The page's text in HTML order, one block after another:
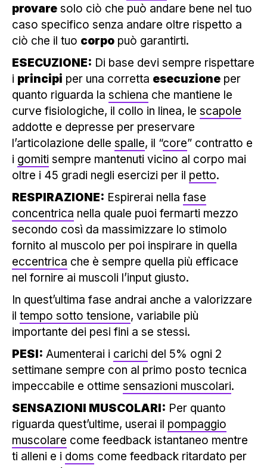
provare solo ciò che può andare bene nel tuo
caso specifico senza andare oltre rispetto a
ciò che il tuo corpo può garantirti.
ESECUZIONE: Di base devi sempre rispettare
i principi per una corretta esecuzione per
quanto riguarda la schiena che mantiene le
curve fisiologiche, il collo in linea, le scapole
addotte e depresse per preservare
l’articolazione delle spalle, il “core” contratto e
i gomiti sempre mantenuti vicino al corpo mai
oltre i 45 gradi negli esercizi per il petto.
RESPIRAZIONE: Espirerai nella fase
concentrica nella quale puoi fermarti mezzo
secondo così da massimizzare lo stimolo
fornito al muscolo per poi inspirare in quella
eccentrica che è sempre quella più efficace
nel fornire ai muscoli l’input giusto.
In quest’ultima fase andrai anche a valorizzare
il tempo sotto tensione, variabile più
importante dei pesi fini a se stessi.
PESI: Aumenterai i carichi del 5% ogni 2
settimane sempre con al primo posto tecnica
impeccabile e ottime sensazioni muscolari.
SENSAZIONI MUSCOLARI: Per quanto
riguarda quest’ultime, userai il pompaggio
muscolare come feedback istantaneo mentre
ti alleni e i doms come feedback ritardato per